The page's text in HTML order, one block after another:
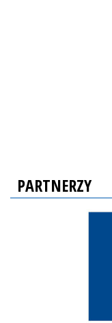
PARTNERZY